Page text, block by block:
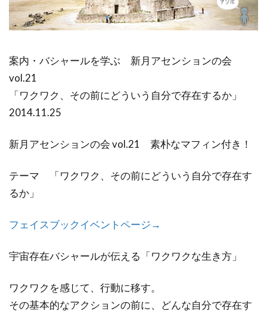
案内・バシャールを学ぶ 新月アセンションの会
vol.21
「ワクワク、その前にどういう自分で存在するか」
2014.11.25
新月アセンションの会 vol.21 素朴なマフィン付き！
テーマ 「ワクワク、その前にどういう自分で存在す
るか」
フェイスブックイベントページ→
宇宙存在バシャールが伝える「ワクワクな生き方」
ワクワクを感じて、行動に移す。
その基本的なアクションの前に、どんな自分で存在す